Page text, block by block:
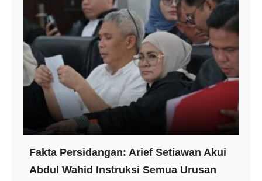
Fakta Persidangan: Arief Setiawan Akui
Abdul Wahid Instruksi Semua Urusan